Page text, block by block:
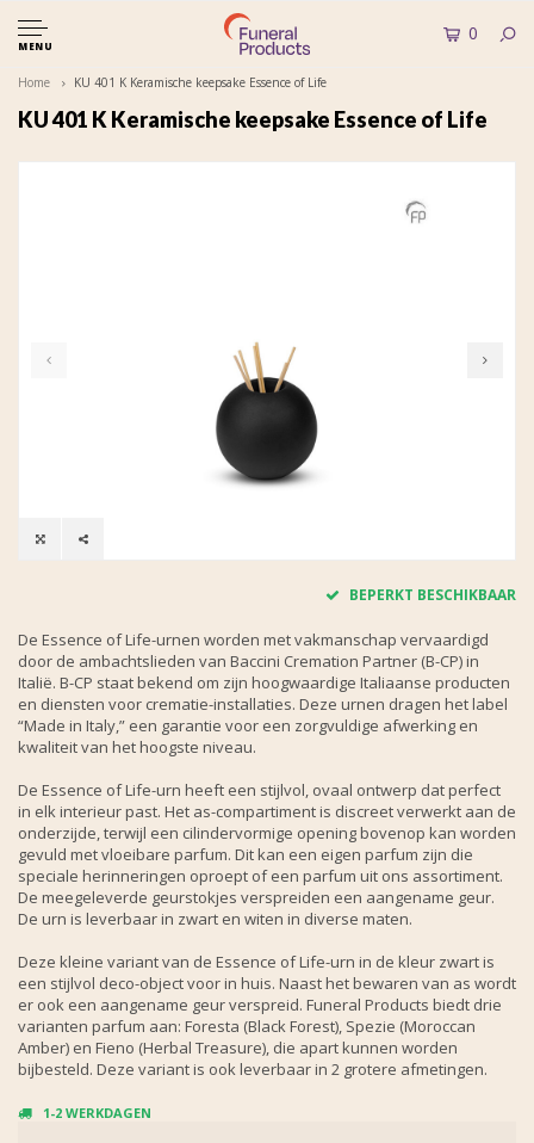
MENU
0
Home KU 401 K Keramische keepsake Essence of Life
KU 401 K Keramische keepsake Essence of Life
BEPERKT BESCHIKBAAR
De Essence of Life-urnen worden met vakmanschap vervaardigd
door de ambachtslieden van Baccini Cremation Partner (B-CP) in
Italië. B-CP staat bekend om zijn hoogwaardige Italiaanse producten
en diensten voor crematie-installaties. Deze urnen dragen het label
“Made in Italy,” een garantie voor een zorgvuldige afwerking en
kwaliteit van het hoogste niveau.
De Essence of Life-urn heeft een stijlvol, ovaal ontwerp dat perfect
in elk interieur past. Het as-compartiment is discreet verwerkt aan de
onderzijde, terwijl een cilindervormige opening bovenop kan worden
gevuld met vloeibare parfum. Dit kan een eigen parfum zijn die
speciale herinneringen oproept of een parfum uit ons assortiment.
De meegeleverde geurstokjes verspreiden een aangename geur.
De urn is leverbaar in zwart en witen in diverse maten.
Deze kleine variant van de Essence of Life-urn in de kleur zwart is
een stijlvol deco-object voor in huis. Naast het bewaren van as wordt
er ook een aangename geur verspreid. Funeral Products biedt drie
varianten parfum aan: Foresta (Black Forest), Spezie (Moroccan
Amber) en Fieno (Herbal Treasure), die apart kunnen worden
bijbesteld. Deze variant is ook leverbaar in 2 grotere afmetingen.
1-2 WERKDAGEN